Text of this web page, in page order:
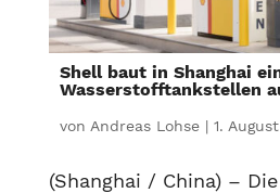
Shell baut in Shanghai
Wasserstofftankstellen
von Andreas Lohse| 1.
(Shanghai / China) –